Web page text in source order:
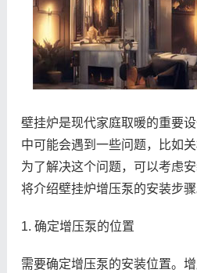
壁挂炉是现代家庭取暖的重要
中可能会遇到一些问题，比如
为了解决这个问题，可以考虑
将介绍壁挂炉增压泵的安装步骤
1. 确定增压泵的位置
需要确定增压泵的安装位置。